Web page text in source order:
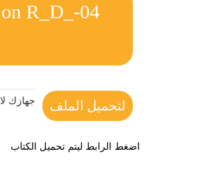
R_D_
لتحميل الملف جهازك
اضغط الرابط ليتم تحميل الكتاب